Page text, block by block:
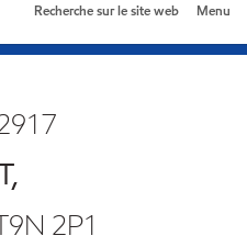
Menu
Recherche sur le site web
2P1